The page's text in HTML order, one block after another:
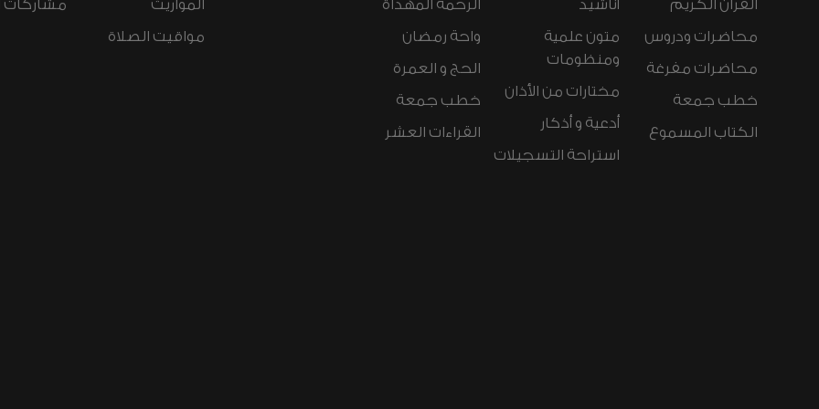
القرآن الكريم
محاضرات ودروس
محاضرات مفرغة
خطب جمعة
الكتاب المسموع
أناشيد
متون علمية
ومنظومات
مختارات من الأذان
أدعية و أذكار
استراحة التسجيلات
الرحمة المهداة
واحة رمضان
الحج و العمرة
خطب جمعة
القراءات العشر
المواريث
مواقيت الصلاة
مشاركات